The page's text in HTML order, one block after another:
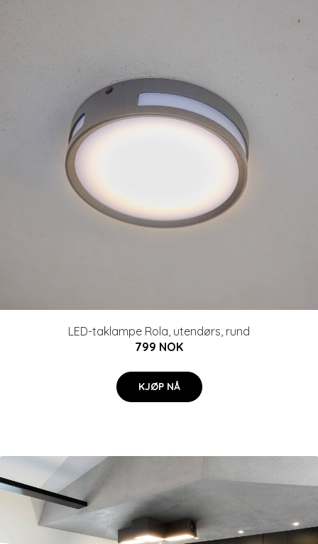
LED-taklampe Rola, utendørs, rund
799 NOK
KJØP NÅ